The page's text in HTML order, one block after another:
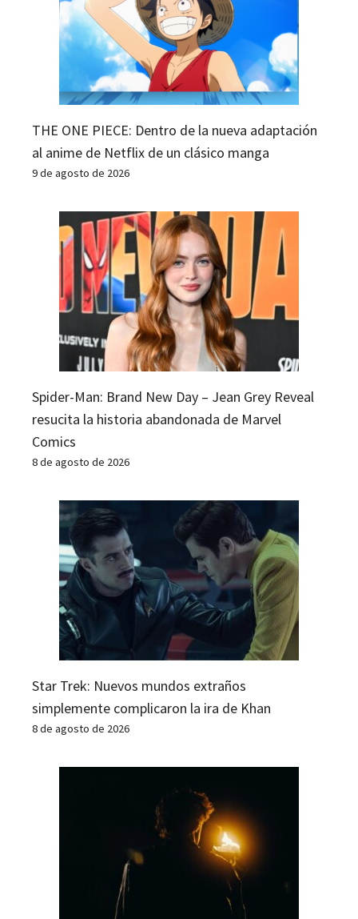
THE ONE PIECE: Dentro de la nueva adaptación
al anime de Netflix de un clásico manga
9 de agosto de 2026
Spider-Man: Brand New Day – Jean Grey Reveal
resucita la historia abandonada de Marvel
Comics
8 de agosto de 2026
Star Trek: Nuevos mundos extraños
simplemente complicaron la ira de Khan
8 de agosto de 2026